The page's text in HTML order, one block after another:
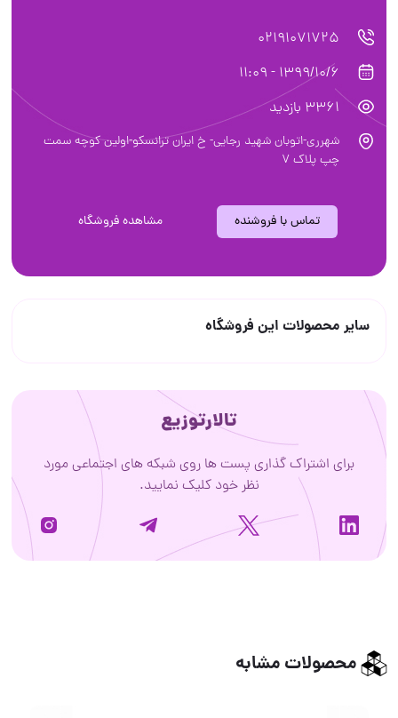
02191071725
1399/10/6 - 11:09
3361 بازدید
شهرری-اتوبان شهید رجایی- خ ایران ترانسکو-اولین کوچه سمت
چپ پلاک 7
تماس با فروشنده مشاهده فروشگاه
سایر محصولات این فروشگاه
تالارتوزیع
برای اشتراک گذاری پست ها روی شبکه های اجتماعی مورد
نظر خود کلیک نمایید.
محصولات مشابه